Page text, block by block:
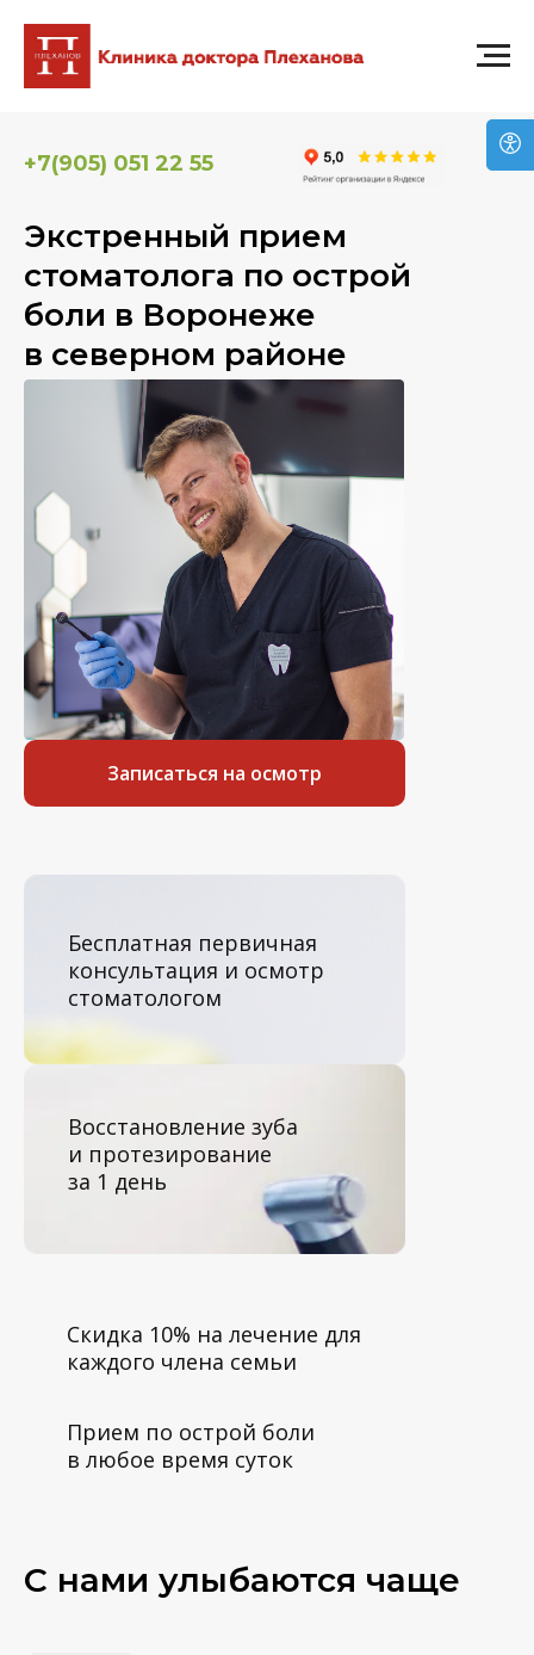
САЙТ НА СТАДИИ ДОРАБОТКИ, ПРИНОСИМ ИЗВИНЕНИЯ ЗА
Экстренный прием
стоматолога по острой
боли в Воронеже
в северном районе
Записаться на осмотр
Бесплатная первичная
консультация и осмотр
стоматологом
Восстановление зуба
и протезирование
за 1 день
Скидка 10% на лечение для
каждого члена семьи
Прием по острой боли
в любое время суток
+7(905) 051 22 55
C нами улыбаются чаще